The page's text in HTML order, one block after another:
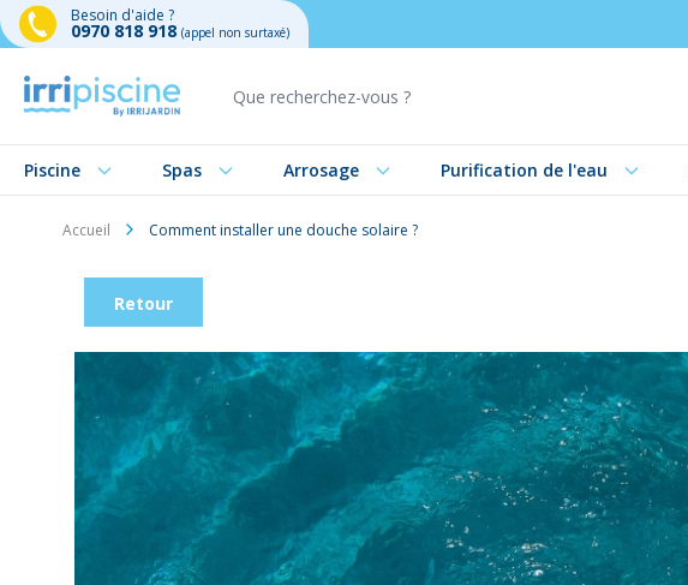
Besoin d'aide ?
0970 818 918 (appel non surtaxé)
Piscine Spas Arrosage Purification de l'eau
Accueil Comment installer une douche solaire ?
Retour